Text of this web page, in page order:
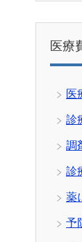
医療
医
診
調
診
薬
予